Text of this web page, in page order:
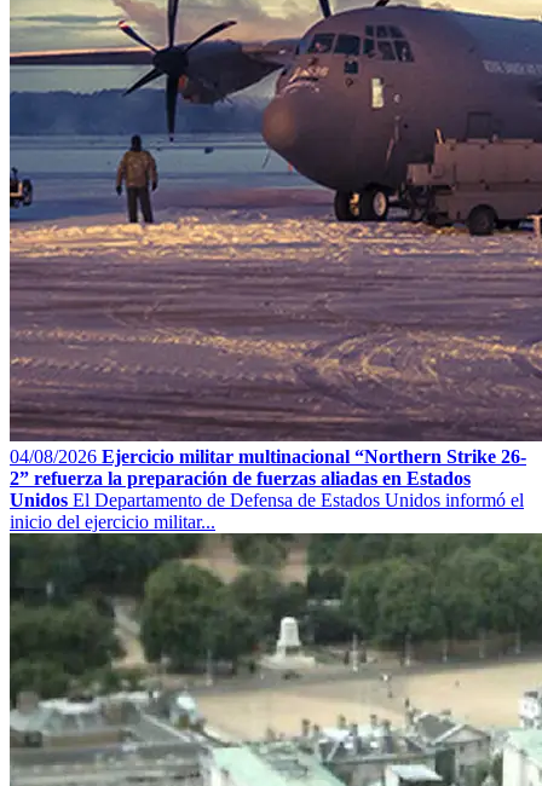
04/08/2026 Ejercicio militar multinacional “Northern Strike 26-
2” refuerza la preparación de fuerzas aliadas en Estados
Unidos El Departamento de Defensa de Estados Unidos informó el
inicio del ejercicio militar...